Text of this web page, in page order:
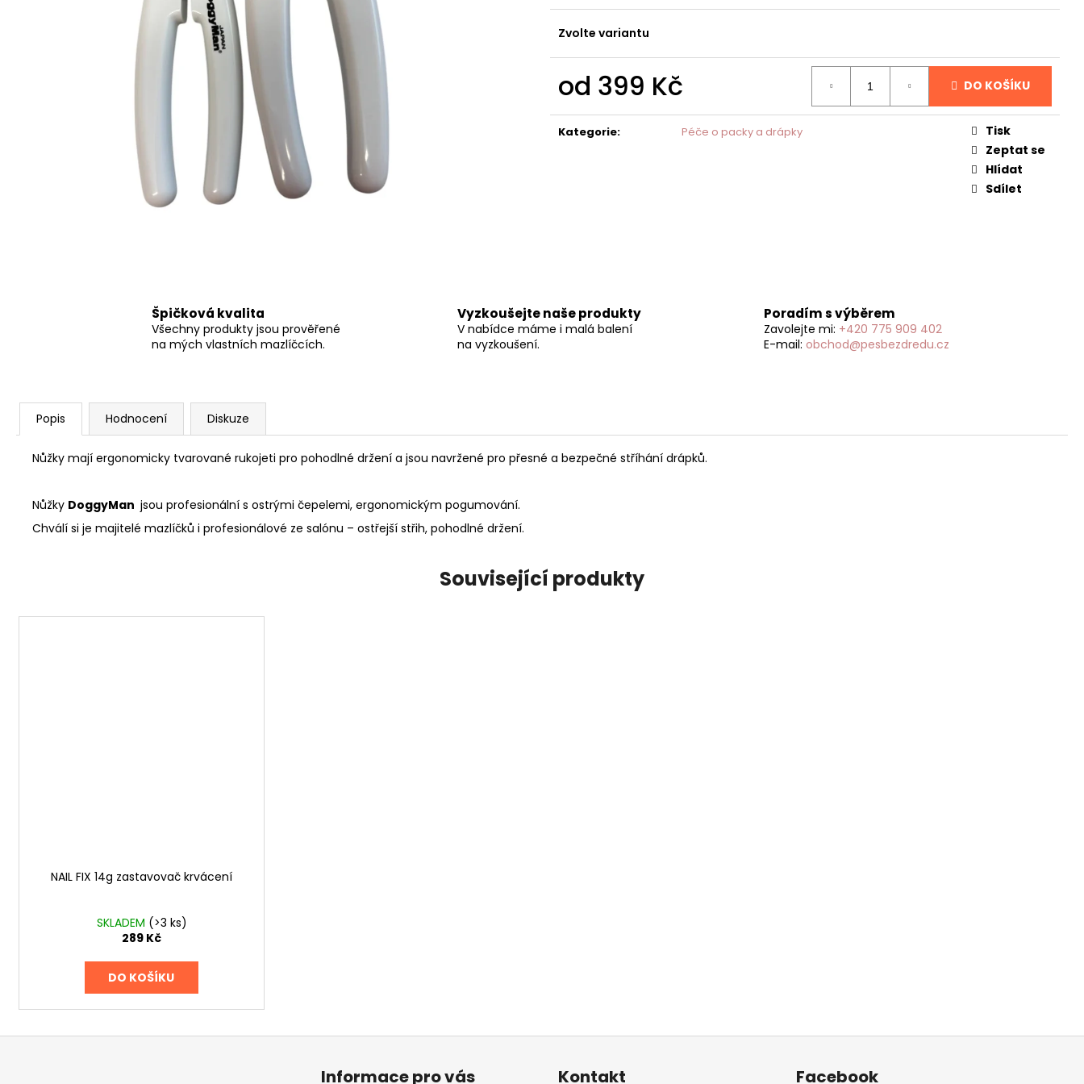
Zvolte variantu
od 399 Kč
cena:
DO KOŠÍKU
Kategorie: Péče o packy a drápky
Tisk
Zeptat se
Hlídat
Sdílet
Špičková kvalita
Všechny produkty jsou prověřené
na mých vlastních mazlíčcích.
Vyzkoušejte naše produkty
V nabídce máme i malá balení
na vyzkoušení.
Poradím s výběrem
Zavolejte mi: +420 775 909 402
E-mail: obchod@pesbezdredu.cz
Popis Hodnocení Diskuze
Nůžky mají ergonomicky tvarované rukojeti pro pohodlné držení a jsou navržené pro přesné a bezpečné stříhání drápků.
Nůžky DoggyMan jsou profesionální s ostrými čepelemi, ergonomickým pogumování.
Chválí si je majitelé mazlíčků i profesionálové ze salónu – ostřejší střih, pohodlné držení.
Související produkty
NAIL FIX 14g zastavovač krvácení
SKLADEM (>3 ks)
289 Kč
DO KOŠÍKU
ACTIVE ROZČESÁVAČ DISTRICANTE NATURAL SILK PROTEIN CONDITIONER
PLUSH PUPPY ULEHČUJE ROZČESÁVÁNÍ
199 Kč
1 099 Kč
Z
Informace pro vás Kontakt Facebook